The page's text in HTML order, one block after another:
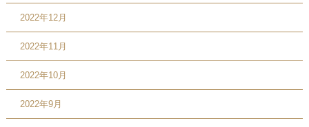
2022年12月
2022年11月
2022年10月
2022年9月